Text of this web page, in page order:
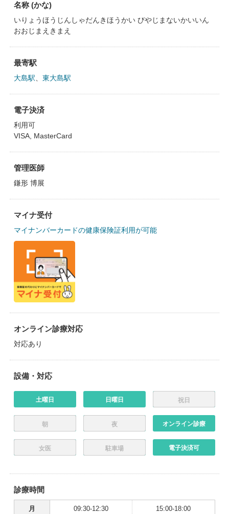
名称 (かな)
いりょうほうじんしゃだんきほうかい びやじまないかいいん
おおじまえきまえ
最寄駅
大島駅 東大島駅
電子決済
利用可
VISA, MasterCard
管理医師
鎌形 博展
マイナ受付
マイナンバーカードの健康保険証利用が可能
オンライン診療対応
対応あり
設備・対応
土曜日 日曜日 祝日
朝 夜 オンライン診療
女医 駐車場 電子決済可
診療時間
月 09:30-12:30 15:00-18:00